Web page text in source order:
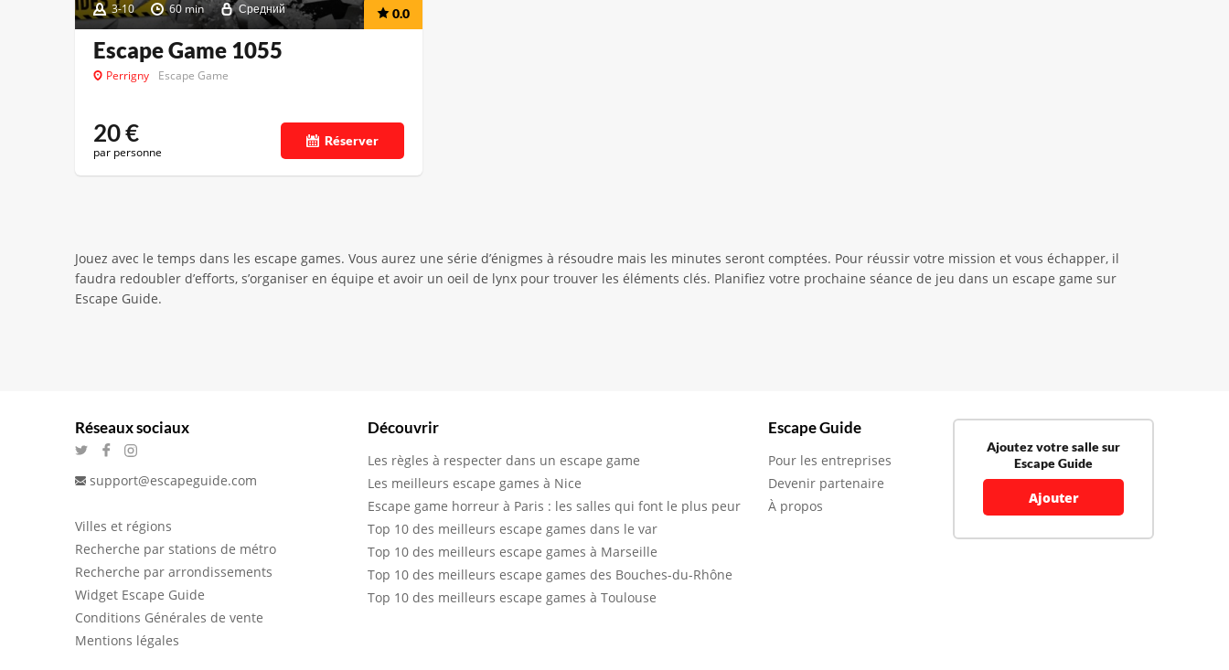
3-10 60 min Средний 0.0
Escape Game 1055
Perrigny Escape Game
20€
par personne
Réserver
Jouez avec le temps dans les escape games. Vous aurez une série d’énigmes à résoudre mais les minutes seront comptées. Pour réussir votre mission et vous échapper, il
faudra redoubler d’efforts, s’organiser en équipe et avoir un oeil de lynx pour trouver les éléments clés. Planifiez votre prochaine séance de jeu dans un escape game sur
Escape Guide.
Réseaux sociaux
support@escapeguide.com
Villes et régions
Recherche par stations de métro
Recherche par arrondissements
Widget Escape Guide
Conditions Générales de vente
Mentions légales
Découvrir
Les règles à respecter dans un escape game
Les meilleurs escape games à Nice
Escape game horreur à Paris : les salles qui font le plus peur
Top 10 des meilleurs escape games dans le var
Top 10 des meilleurs escape games à Marseille
Top 10 des meilleurs escape games des Bouches-du-Rhône
Top 10 des meilleurs escape games à Toulouse
Escape Guide
Pour les entreprises
Devenir partenaire
À propos
Ajoutez votre salle sur
Escape Guide
Ajouter